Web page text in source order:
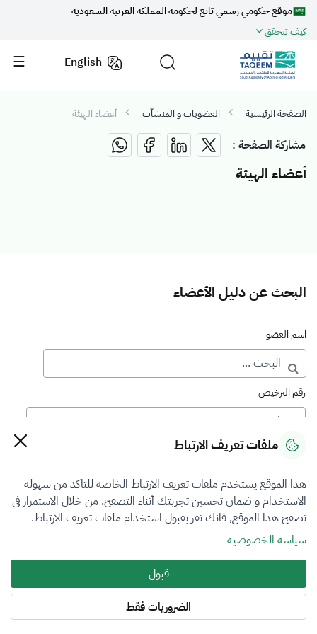
موقع حكومي رسمي تابع لحكومة المملكة العربية السعودية
كيف تتحقق
English
الصفحة الرئيسية العضويات و المنشآت أعضاء الهيئة
مشاركة الصفحة :
أعضاء الهيئة
البحث عن دليل الأعضاء
اسم العضو
رقم الترخيص
رقم العضوية
فرع التقييم
العقار
نوع العضوية
الكل
المنطقة
ملفات تعريف الارتباط
هذا الموقع يستخدم ملفات تعريف الارتباط الخاصة للتاكد من سهولة
الاستخدام و ضمان تحسين تجربتك أثناء التصفح. من خلال الاستمرار في
تصفح هذا الموقع, فانك تقر بقبول استخدام ملفات تعريف الارتباط.
سياسة الخصوصية
قبول
الضروريات فقط